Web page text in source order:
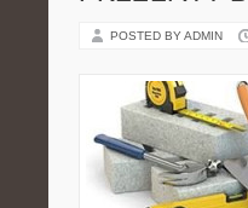
POSTED BY ADMIN